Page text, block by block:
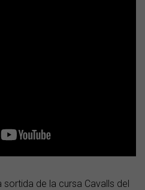
de la cursa Cavalls del